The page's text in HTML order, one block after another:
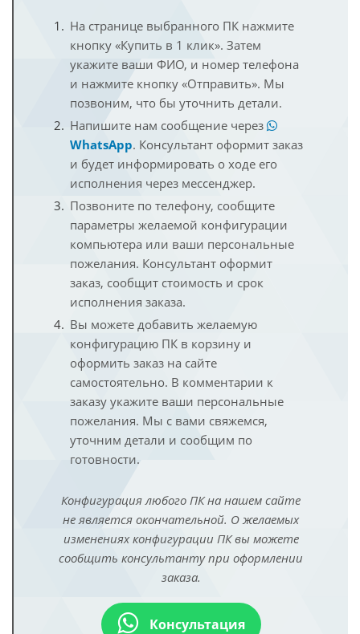
На странице выбранного ПК нажмите
кнопку «Купить в 1 клик». Затем
укажите ваши ФИО, и номер телефона
и нажмите кнопку «Отправить». Мы
позвоним, что бы уточнить детали.
Напишите нам сообщение через
WhatsApp. Консультант оформит заказ
и будет информировать о ходе его
исполнения через мессенджер.
Позвоните по телефону, сообщите
параметры желаемой конфигурации
компьютера или ваши персональные
пожелания. Консультант оформит
заказ, сообщит стоимость и срок
исполнения заказа.
Вы можете добавить желаемую
конфигурацию ПК в корзину и
оформить заказ на сайте
самостоятельно. В комментарии к
заказу укажите ваши персональные
пожелания. Мы с вами свяжемся,
уточним детали и сообщим по
готовности.
Конфигурация любого ПК на нашем сайте
не является окончательной. О желаемых
изменениях конфигурации ПК вы можете
сообщить консультанту при оформлении
заказа.
Консультация